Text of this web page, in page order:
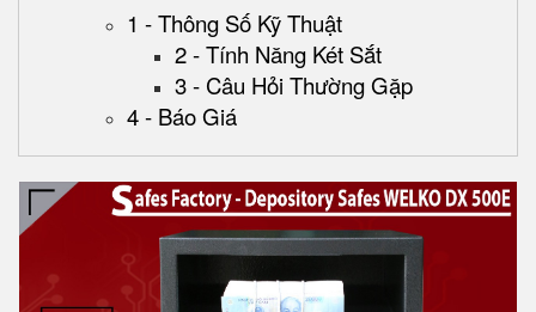
1 - Thông Số Kỹ Thuật
2 - Tính Năng Két Sắt
3 - Câu Hỏi Thường Gặp
4 - Báo Giá